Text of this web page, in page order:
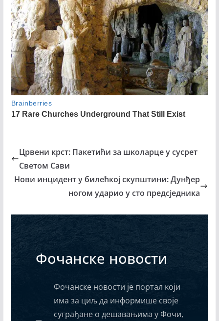
Црвени крст: Пакетићи за школарце у сусрет
Светом Сави
Нови инцидент у билећкој скупштини: Дунђер
ногом ударио у сто предсједника
Фочанске новости
Фочанске новости је портал који
има за циљ да информише своје
суграђане о дешавањима у Фочи,